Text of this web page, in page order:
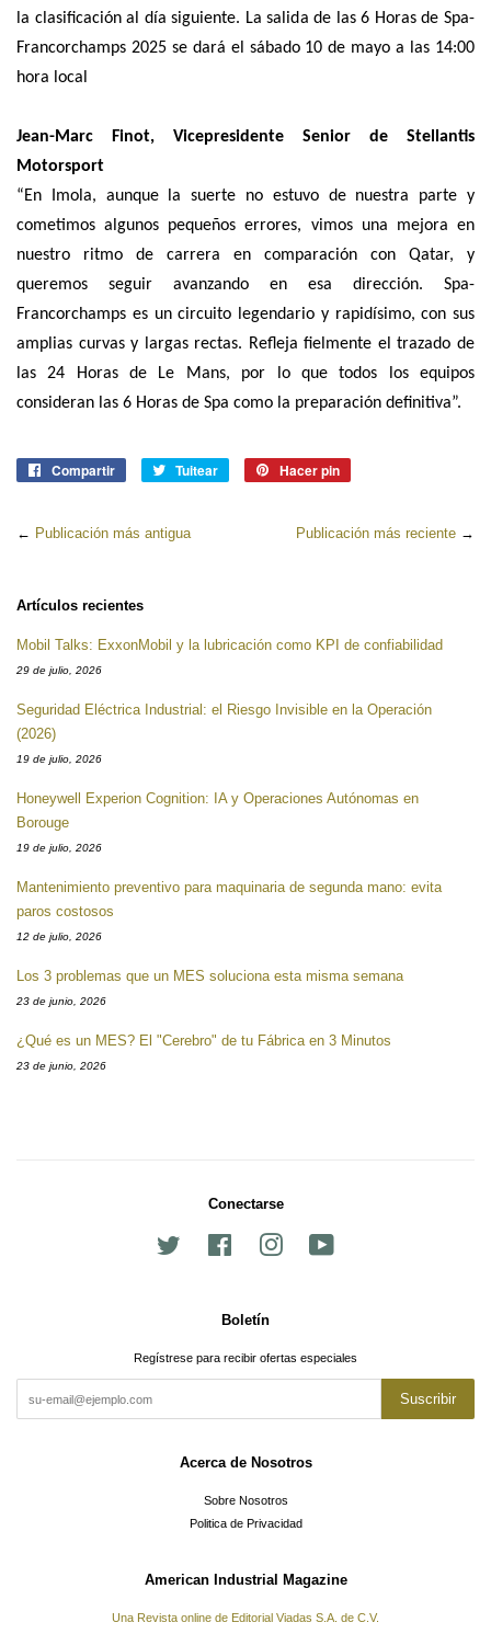
la clasificación al día siguiente. La salida de las 6 Horas de Spa-
Francorchamps 2025 se dará el sábado 10 de mayo a las 14:00
hora local
Jean-Marc Finot, Vicepresidente Senior de Stellantis
Motorsport
“En Imola, aunque la suerte no estuvo de nuestra parte y
cometimos algunos pequeños errores, vimos una mejora en
nuestro ritmo de carrera en comparación con Qatar, y
queremos seguir avanzando en esa dirección. Spa-
Francorchamps es un circuito legendario y rapidísimo, con sus
amplias curvas y largas rectas. Refleja fielmente el trazado de
las 24 Horas de Le Mans, por lo que todos los equipos
consideran las 6 Horas de Spa como la preparación definitiva”.
Compartir
CompartirTuitear
Tuitear Hacer pin
← Publicación más antigua Publicación más reciente →
Artículos recientes
Mobil Talks: ExxonMobil y la lubricación como KPI de confiabilidad
29 de julio, 2026
Seguridad Eléctrica Industrial: el Riesgo Invisible en la Operación
(2026)
19 de julio, 2026
Honeywell Experion Cognition: IA y Operaciones Autónomas en
Borouge
19 de julio, 2026
Mantenimiento preventivo para maquinaria de segunda mano: evita
paros costosos
12 de julio, 2026
Los 3 problemas que un MES soluciona esta misma semana
23 de junio, 2026
¿Qué es un MES? El "Cerebro" de tu Fábrica en 3 Minutos
23 de junio, 2026
Conectarse
Facebook Instagram
Boletín
Regístrese para recibir ofertas especiales
Suscribir
Acerca de Nosotros
Sobre Nosotros
Politica de Privacidad
American Industrial Magazine
Una Revista online de Editorial Viadas S.A. de C.V.